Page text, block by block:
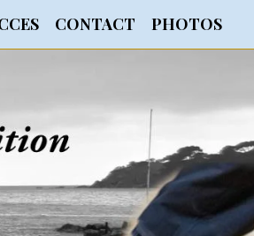
CONTACT PHOTOS